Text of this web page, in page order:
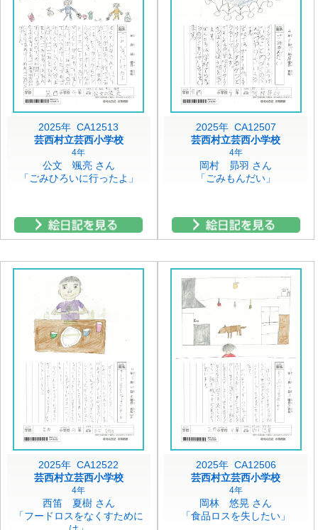
2025年 CA12513
芸西村立芸西小学校
4年
公文 颯亮 さん
「ごみひろいに行ったよ」
2025年 CA12507
芸西村立芸西小学校
4年
岡村 昴羽 さん
「ごみもんだい」
2025年 CA12522
芸西村立芸西小学校
4年
西笛 夏樹 さん
「フードロスをなくすために
2025年 CA12506
芸西村立芸西小学校
4年
岡林 悠晃 さん
「食品ロスを失したい」